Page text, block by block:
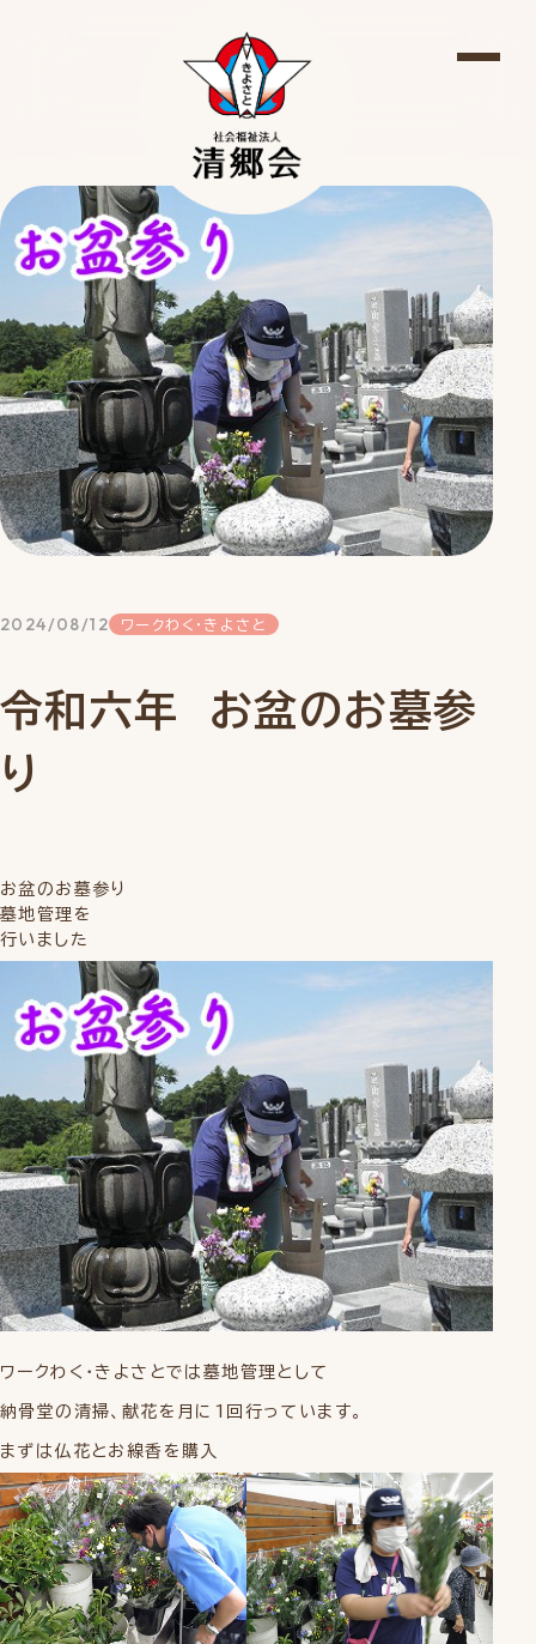
2024/08/12 ワークわく・きよさと
令和六年 お盆のお墓参
り
お盆のお墓参り
墓地管理を
行いました
ワークわく・きよさとでは墓地管理として
納骨堂の清掃、献花を月に1回行っています。
まずは仏花とお線香を購入